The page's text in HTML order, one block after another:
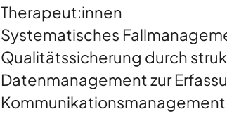
Therapeut:innen
Systematisches
Qualitätssicherung durch
Datenmanagement zur